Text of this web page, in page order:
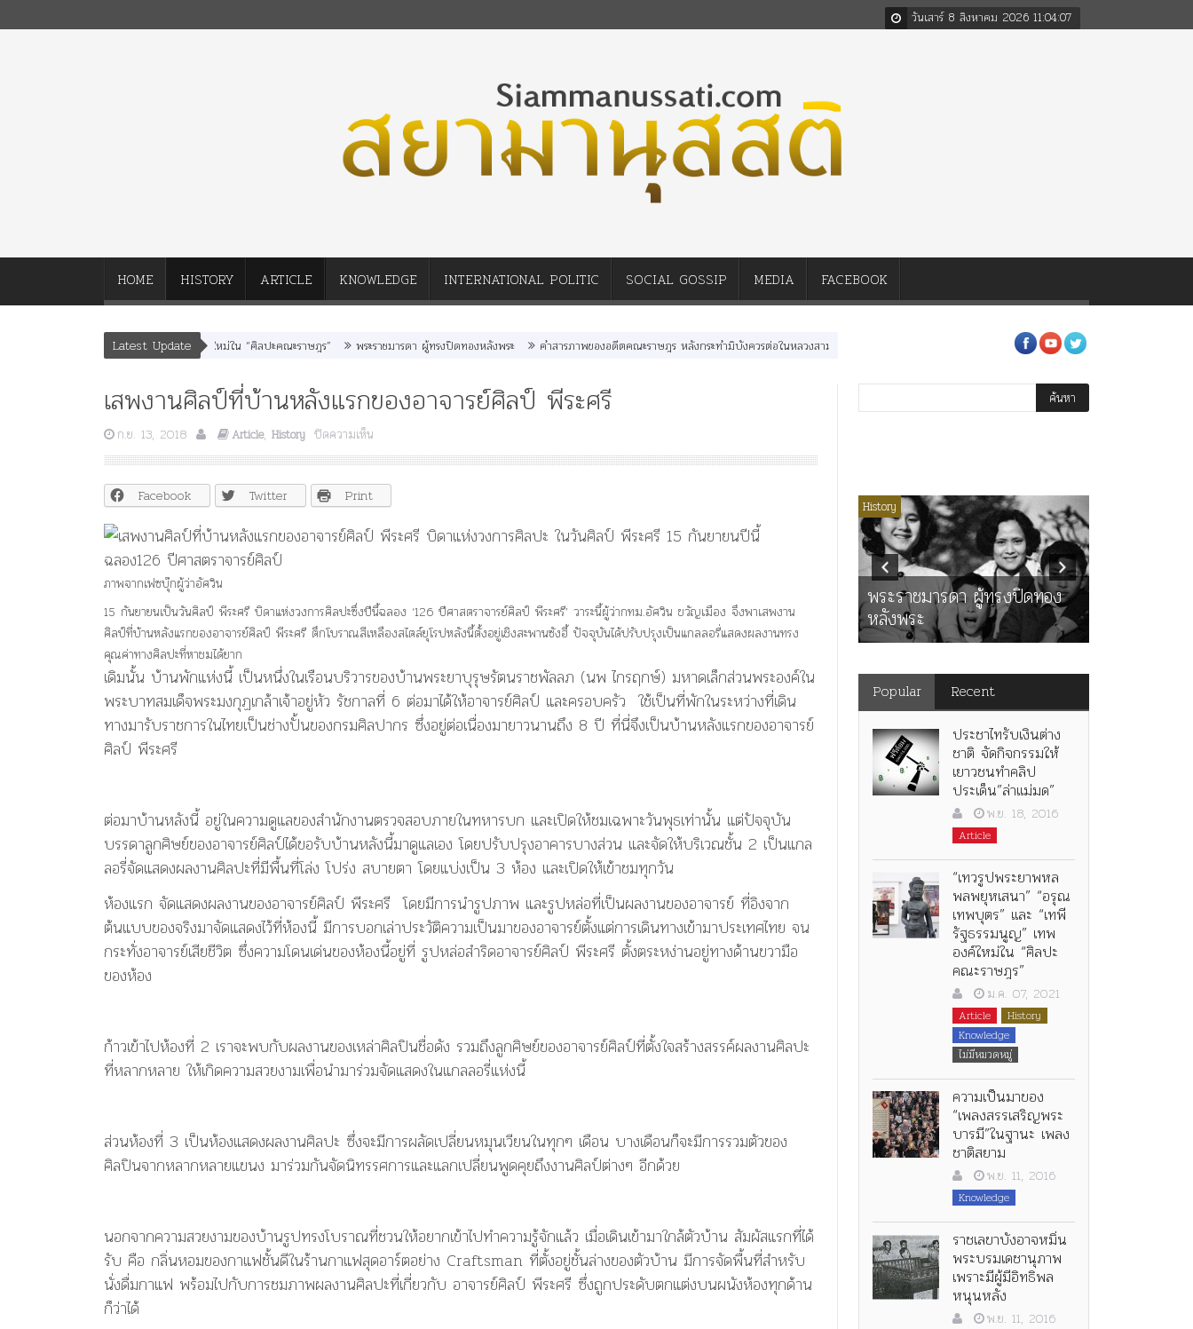
วันเสาร์ 8 สิงหาคม 2026 11:04:08
HOME HISTORY ARTICLE KNOWLEDGE INTERNATIONAL POLITIC SOCIAL GOSSIP MEDIA FACEBOOK
Latest Update
บุตร” และ “เทพีรัฐธรรมนูญ” เทพองค์ใหม่ใน “ศิลปะคณะราษฎร” พระราชมารดา ผู้ทรงปิดทองหลังพระ คำสารภาพของอดีตคณะราษฎร หลังกระทำมิบังควรต่อในหลวงสามรัชกาล ร่วมกว่า 80ปี ร.๖ สร้าง “จุฬาลงกรณ์มหาวิทยาลัย” ตามพระราชดำริ ร.๕! ร
เสพงานศิลป์ที่บ้านหลังแรกของอาจารย์ศิลป์ พีระศรี
ก.ย. 13, 2018 Article, History ปิดความเห็น
เสพ
งาน
ศิลป์
ที่
หลัง
ศิลป์
พี
Facebook Twitter Print
ภาพจากเฟซบุ๊กผู้ว่าอัศวิน
15 กันยายนเป็นวันศิลป์ พีระศรี บิดาแห่งวงการศิลปะซึ่งปีนี้ฉลอง ‘126 ปีศาสตราจารย์ศิลป์ พีระศรี’ วาระนี้ผู้ว่ากทม.อัศวิน ขวัญเมือง จึงพาเสพงาน
ศิลป์ที่บ้านหลังแรกของอาจารย์ศิลป์ พีระศรี ตึกโบราณสีเหลืองสไตล์ยุโรปหลังนี้ตั้งอยู่เชิงสะพานซังฮี้ ปัจจุบันได้ปรับปรุงเป็นแกลลอรี่แสดงผลงานทรง
คุณค่าทางศิลปะที่หาชมได้ยาก
เดิมนั้น บ้านพักแห่งนี้ เป็นหนึ่งในเรือนบริวารของบ้านพระยาบุรุษรัตนราชพัลลภ (นพ ไกรฤกษ์) มหาดเล็กส่วนพระองค์ใน
พระบาทสมเด็จพระมงกุฏเกล้าเจ้าอยู่หัว รัชกาลที่ 6 ต่อมาได้ให้อาจารย์ศิลป์ และครอบครัว ใช้เป็นที่พักในระหว่างที่เดิน
ทางมารับราชการในไทยเป็นช่างปั้นของกรมศิลปากร ซึ่งอยู่ต่อเนื่องมายาวนานถึง 8 ปี ที่นี่จึงเป็นบ้านหลังแรกของอาจารย์
ศิลป์ พีระศรี
ต่อมาบ้านหลังนี้ อยู่ในความดูแลของสำนักงานตรวจสอบภายในทหารบก และเปิดให้ชมเฉพาะวันพุธเท่านั้น แต่ปัจจุบัน
บรรดาลูกศิษย์ของอาจารย์ศิลป์ได้ขอรับบ้านหลังนี้มาดูแลเอง โดยปรับปรุงอาคารบางส่วน และจัดให้บริเวณชั้น 2 เป็นแกล
ลอรี่จัดแสดงผลงานศิลปะที่มีพื้นที่โล่ง โปร่ง สบายตา โดยแบ่งเป็น 3 ห้อง และเปิดให้เข้าชมทุกวัน
ห้องแรก จัดแสดงผลงานของอาจารย์ศิลป์ พีระศรี โดยมีการนำรูปภาพ และรูปหล่อที่เป็นผลงานของอาจารย์ ที่อิงจาก
ต้นแบบของจริงมาจัดแสดงไว้ที่ห้องนี้ มีการบอกเล่าประวัติความเป็นมาของอาจารย์ตั้งแต่การเดินทางเข้ามาประเทศไทย จน
กระทั่งอาจารย์เสียชีวิต ซึ่งความโดนเด่นของห้องนี้อยู่ที่ รูปหล่อสำริดอาจารย์ศิลป์ พีระศรี ตั้งตระหง่านอยู่ทางด้านขวามือ
ของห้อง
ก้าวเข้าไปห้องที่ 2 เราจะพบกับผลงานของเหล่าศิลปินชื่อดัง รวมถึงลูกศิษย์ของอาจารย์ศิลป์ที่ตั้งใจสร้างสรรค์ผลงานศิลปะ
ที่หลากหลาย ให้เกิดความสวยงามเพื่อนำมาร่วมจัดแสดงในแกลลอรี่แห่งนี้
ส่วนห้องที่ 3 เป็นห้องแสดงผลงานศิลปะ ซึ่งจะมีการผลัดเปลี่ยนหมุนเวียนในทุกๆ เดือน บางเดือนก็จะมีการรวมตัวของ
ศิลปินจากหลากหลายแขนง มาร่วมกันจัดนิทรรศการและแลกเปลี่ยนพูดคุยถึงงานศิลป์ต่างๆ อีกด้วย
นอกจากความสวยงามของบ้านรูปทรงโบราณที่ชวนให้อยากเข้าไปทำความรู้จักแล้ว เมื่อเดินเข้ามาใกล้ตัวบ้าน สัมผัสแรกที่ได้
รับ คือ กลิ่นหอมของกาแฟชั้นดีในร้านกาแฟสุดอาร์ตอย่าง Craftsman ที่ตั้งอยู่ชั้นล่างของตัวบ้าน มีการจัดพื้นที่สำหรับ
นั่งดื่มกาแฟ พร้อมไปกับการชมภาพผลงานศิลปะที่เกี่ยวกับ อาจารย์ศิลป์ พีระศรี ซึ่งถูกประดับตกแต่งบนผนังห้องทุกด้าน
ก็ว่าได้
“เทวรูปพระยาพหลพล
พยุหเสนา” “อรุณเทพบุตร”
ราษฎร”
History
พระราชมารดา ผู้ทรงปิดทอง
หลังพระ
Popular Recent
ประชาไทรับเงินต่าง
ชาติ จัดกิจกรรมให้
เยาวชนทำคลิป
ประเด็น”ล่าแม่มด”
พ.ย. 18, 2016
Article
“เทวรูปพระยาพหล
พลพยุหเสนา” “อรุณ
เทพบุตร” และ “เทพี
รัฐธรรมนูญ” เทพ
องค์ใหม่ใน “ศิลปะ
คณะราษฎร”
ม.ค. 07, 2021
Article
History
Knowledge
ไม่มีหมวดหมู่
ความเป็นมาของ
“เพลงสรรเสริญพระ
บารมี”ในฐานะ เพลง
ชาติสยาม
พ.ย. 11, 2016
Knowledge
ราชเลขาบังอาจหมิ่น
พระบรมเดชานุภาพ
เพราะมีผู้มีอิทธิพล
หนุนหลัง
พ.ย. 11, 2016